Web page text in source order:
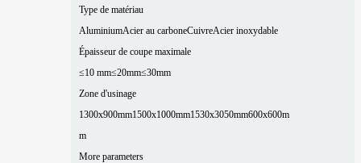
Type de matériau
AluminiumAcier au carboneCuivreAcier inoxydable
Épaisseur de coupe maximale
≤10 mm≤20mm≤30mm
Zone d'usinage
1300x900mm1500x1000mm1530x3050mm600x600m
m
More parameters